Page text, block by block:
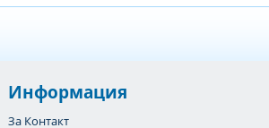
Информация
За Контакт